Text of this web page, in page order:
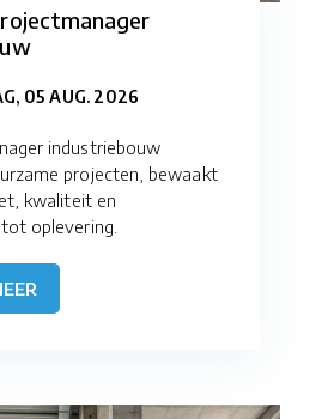
05 AUG. 2026
industriebouw
projecten, bewaakt
kwaliteit en
oplevering.